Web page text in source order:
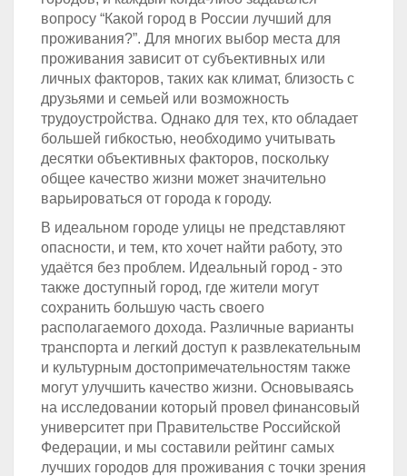
вопросу “Какой город в России лучший для
проживания?”. Для многих выбор места для
проживания зависит от субъективных или
личных факторов, таких как климат, близость с
друзьями и семьей или возможность
трудоустройства. Однако для тех, кто обладает
большей гибкостью, необходимо учитывать
десятки объективных факторов, поскольку
общее качество жизни может значительно
варьироваться от города к городу.
В идеальном городе улицы не представляют
опасности, и тем, кто хочет найти работу, это
удаётся без проблем. Идеальный город - это
также доступный город, где жители могут
сохранить большую часть своего
располагаемого дохода. Различные варианты
транспорта и легкий доступ к развлекательным
и культурным достопримечательностям также
могут улучшить качество жизни. Основываясь
на исследовании который провел финансовый
университет при Правительстве Российской
Федерации, и мы составили рейтинг самых
лучших городов для проживания с точки зрения